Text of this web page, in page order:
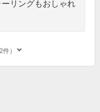
リングもおしゃれ
）